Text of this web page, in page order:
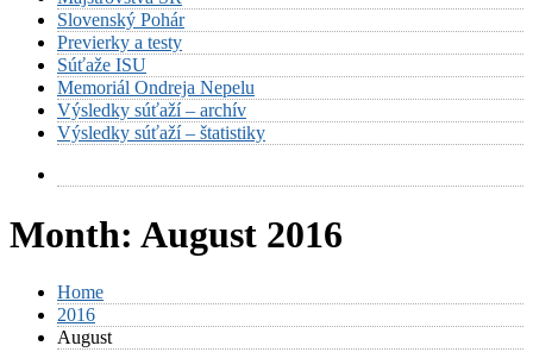
Slovenský Pohár
Previerky a testy
Súťaže ISU
Memoriál Ondreja Nepelu
Výsledky súťaží – archív
Výsledky súťaží – štatistiky
Month: August 2016
Home
2016
August